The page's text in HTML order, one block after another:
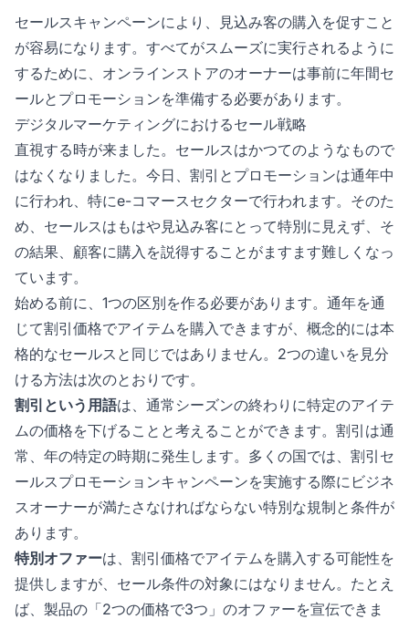
セールスキャンペーンにより、見込み客の購入を促すこと
が容易になります。すべてがスムーズに実行されるように
するために、オンラインストアのオーナーは事前に年間セ
ールとプロモーションを準備する必要があります。
デジタルマーケティングにおけるセール戦略
直視する時が来ました。セールスはかつてのようなもので
はなくなりました。今日、割引とプロモーションは通年中
に行われ、特にe-コマースセクターで行われます。そのた
め、セールスはもはや見込み客にとって特別に見えず、そ
の結果、顧客に購入を説得することがますます難しくなっ
ています。
始める前に、1つの区別を作る必要があります。通年を通
じて割引価格でアイテムを購入できますが、概念的には本
格的なセールスと同じではありません。2つの違いを見分
ける方法は次のとおりです。
割引という用語は、通常シーズンの終わりに特定のアイテ
ムの価格を下げることと考えることができます。割引は通
常、年の特定の時期に発生します。多くの国では、割引セ
ールスプロモーションキャンペーンを実施する際にビジネ
スオーナーが満たさなければならない特別な規制と条件が
あります。
特別オファーは、割引価格でアイテムを購入する可能性を
提供しますが、セール条件の対象にはなりません。たとえ
ば、製品の「2つの価格で3つ」のオファーを宣伝できま